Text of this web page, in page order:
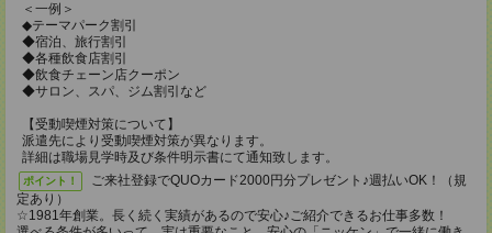
＜一例＞
◆テーマパーク割引
◆宿泊、旅行割引
◆各種飲食店割引
◆飲食チェーン店クーポン
◆サロン、スパ、ジム割引など
【受動喫煙対策について】
派遣先により受動喫煙対策が異なります。
詳細は職場見学時及び条件明示書にて通知致します。
ポイント！
ご来社登録でQUOカード2000円分プレゼント♪週払いOK！（規
定あり）
☆1981年創業。長く続く実績があるので安心♪ご紹介できるお仕事多数！